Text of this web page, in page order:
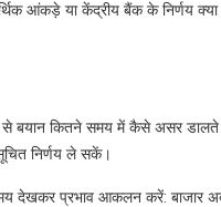
आंकड़े या केंद्रीय बैंक के निर्णय
से बयान कितने समय में कैसे असर
निर्णय ले सकें।
देखकर प्रभाव आकलन करें: बाजार